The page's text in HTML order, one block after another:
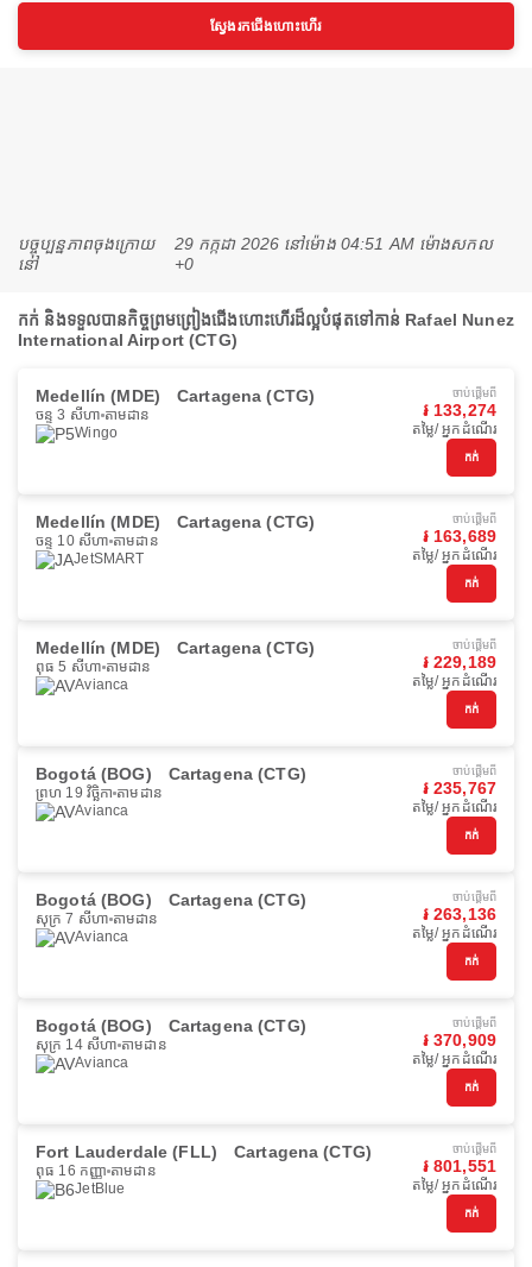
ស្វែងរកជើងហោះហើរ
បច្ចុប្បន្នភាពចុងក្រោយ
នៅ
29 កក្កដា 2026 នៅ​ម៉ោង 04:51 AM ម៉ោង​សកល
+0
កក់ និងទទួលបានកិច្ចព្រមព្រៀងជើងហោះហើរដ៏ល្អបំផុតទៅកាន់ Rafael Nunez
International Airport (CTG)
Medellín (MDE) Cartagena (CTG)
ចន្ទ 3 សីហា តាមដាន
Wingo
ចាប់ផ្ដើមពី
៛ 133,274
តម្លៃ/ អ្នកដំណើរ
កក់
Medellín (MDE) Cartagena (CTG)
ចន្ទ 10 សីហា តាមដាន
JetSMART
ចាប់ផ្ដើមពី
៛ 163,689
តម្លៃ/ អ្នកដំណើរ
កក់
Medellín (MDE) Cartagena (CTG)
ពុធ 5 សីហា តាមដាន
Avianca
ចាប់ផ្ដើមពី
៛ 229,189
តម្លៃ/ អ្នកដំណើរ
កក់
Bogotá (BOG) Cartagena (CTG)
ព្រហ 19 វិច្ឆិកា តាមដាន
Avianca
ចាប់ផ្ដើមពី
៛ 235,767
តម្លៃ/ អ្នកដំណើរ
កក់
Bogotá (BOG) Cartagena (CTG)
សុក្រ 7 សីហា តាមដាន
Avianca
ចាប់ផ្ដើមពី
៛ 263,136
តម្លៃ/ អ្នកដំណើរ
កក់
Bogotá (BOG) Cartagena (CTG)
សុក្រ 14 សីហា តាមដាន
Avianca
ចាប់ផ្ដើមពី
៛ 370,909
តម្លៃ/ អ្នកដំណើរ
កក់
Fort Lauderdale (FLL) Cartagena (CTG)
ពុធ 16 កញ្ញា តាមដាន
JetBlue
ចាប់ផ្ដើមពី
៛ 801,551
តម្លៃ/ អ្នកដំណើរ
កក់